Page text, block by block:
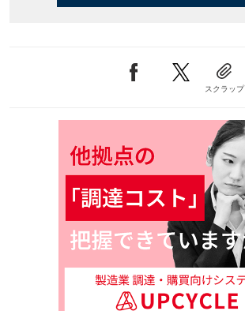
スクラップ